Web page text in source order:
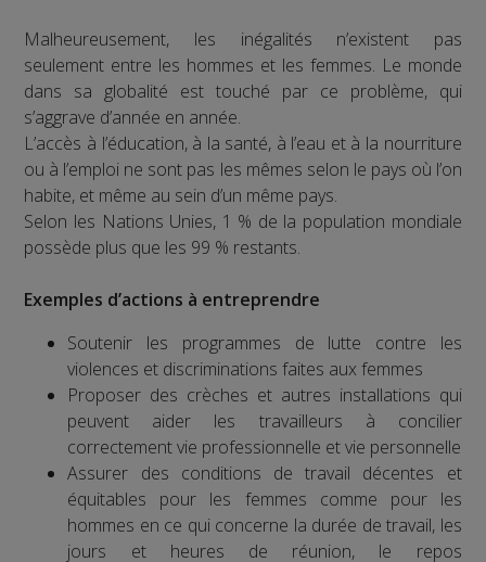
Malheureusement, les inégalités n’existent pas
seulement entre les hommes et les femmes. Le monde
dans sa globalité est touché par ce problème, qui
s’aggrave d’année en année.
L’accès à l’éducation, à la santé, à l’eau et à la nourriture
ou à l’emploi ne sont pas les mêmes selon le pays où l’on
habite, et même au sein d’un même pays.
Selon les Nations Unies, 1 % de la population mondiale
possède plus que les 99 % restants.
Exemples d’actions à entreprendre
Soutenir les programmes de lutte contre les
violences et discriminations faites aux femmes
Proposer des crèches et autres installations qui
peuvent aider les travailleurs à concilier
correctement vie professionnelle et vie personnelle
Assurer des conditions de travail décentes et
équitables pour les femmes comme pour les
hommes en ce qui concerne la durée de travail, les
jours et heures de réunion, le repos